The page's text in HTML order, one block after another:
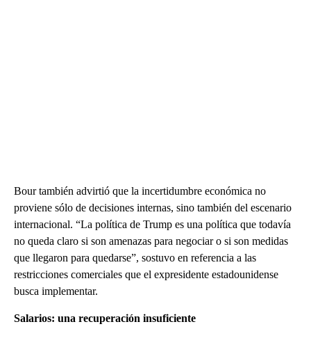
Bour también advirtió que la incertidumbre económica no
proviene sólo de decisiones internas, sino también del escenario
internacional. “La política de Trump es una política que todavía
no queda claro si son amenazas para negociar o si son medidas
que llegaron para quedarse”, sostuvo en referencia a las
restricciones comerciales que el expresidente estadounidense
busca implementar.
Salarios: una recuperación insuficiente